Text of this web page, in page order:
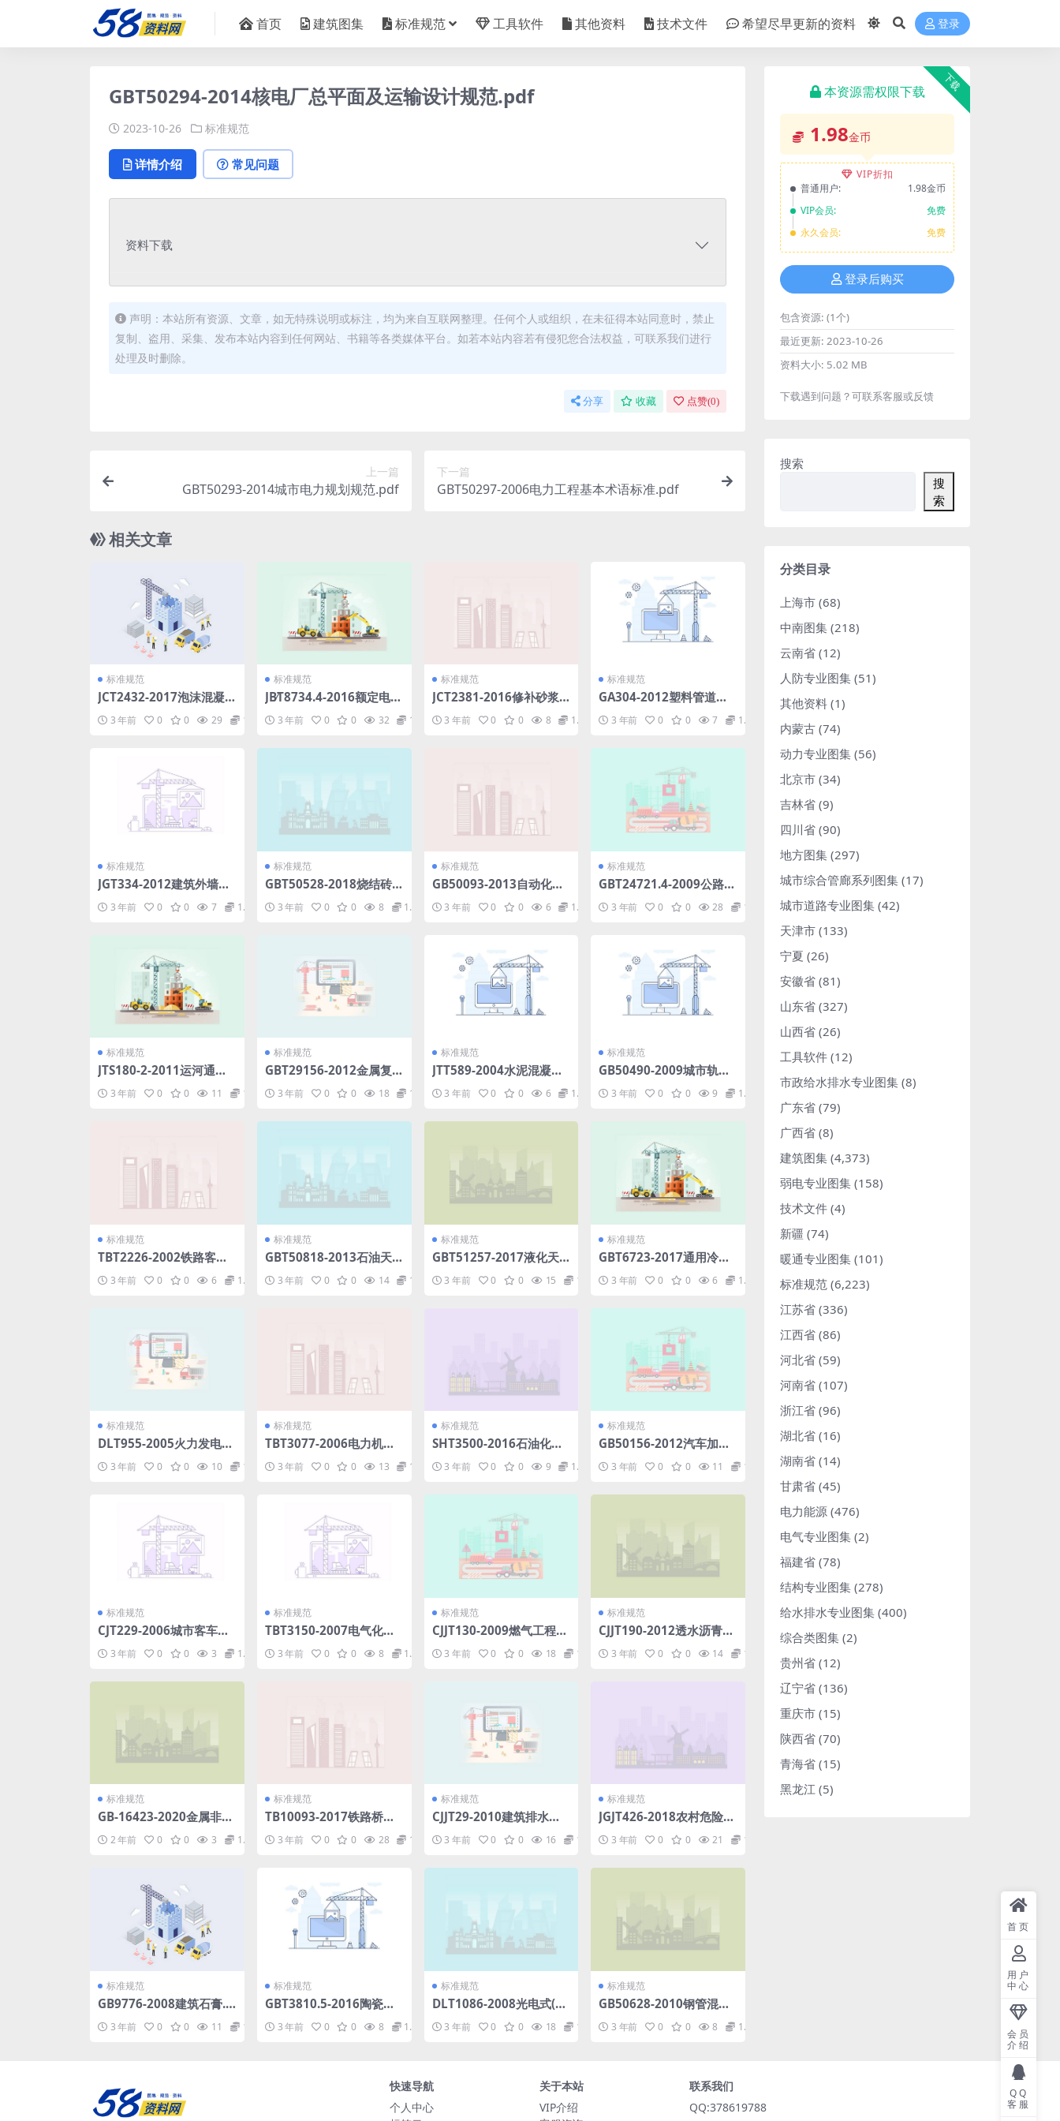
首页 建筑图集 标准规范 工具软件 其他资料 技术文件 希望尽早更新的资料 登录
GBT50294-2014核电厂总平面及运输设计规范.pdf
2023-10-26 标准规范
详情介绍 常见问题
资料下载
声明：本站所有资源、文章，如无特殊说明或标注，均为来自互联网整理。任何个人或组织，在未征得本站同意时，禁止
复制、盗用、采集、发布本站内容到任何网站、书籍等各类媒体平台。如若本站内容若有侵犯您合法权益，可联系我们进行
处理及时删除。
分享 收藏 点赞(0)
上一篇
GBT50293-2014城市电力规划规范.pdf
下一篇
GBT50297-2006电力工程基本术语标准.pdf
相关文章
标准规范
JCT2432-2017泡沫混凝
土保温装饰板.pdf
3 年前 0 0 29 1.98
标准规范
JB∕T8734.4-2016额定电压
450∕750V及以下聚氯乙烯
绝缘电缆电线和软线第4部
3 年前 0 0 32 1.98
标准规范
JCT2381-2016修补砂浆.p
3 年前 0 0 8 1.98
标准规范
GA304-2012塑料管道阻
3 年前 0 0 7 1.98
标准规范
JGT334-2012建筑外墙用
3 年前 0 0 7 1.98
标准规范
GBT50528-2018烧结砖
3 年前 0 0 8 1.98
标准规范
GB50093-2013自动化仪
范.pdf
3 年前 0 0 6 1.98
标准规范
GBT24721.4-2009公路用
部分非承压通信井盖.pdf
3 年前 0 0 28 1.98
标准规范
JTS180-2-2011运河通航
3 年前 0 0 11 1.98
标准规范
GBT29156-2012金属复
合装饰板材生产生命周期
评价技术规范（产品种类
3 年前 0 0 18 1.98
标准规范
JTT589-2004水泥混凝土
路面嵌缝密封材料.pdf
3 年前 0 0 6 1.98
标准规范
GB50490-2009城市轨道
交通技术规范.pdf
3 年前 0 0 9 1.98
标准规范
TBT2226-2002铁路客车
件.pdf
3 年前 0 0 6 1.98
标准规范
GBT50818-2013石油天
波检测技术规范.pdf
3 年前 0 0 14 1.98
标准规范
GBT51257-2017液化天
f 3 年前 0 0 15 1.98
标准规范
GBT6723-2017通用冷弯
3 年前 0 0 6 1.98
标准规范
DLT955-2005火力发电厂
水、汽试验方法铜、铁的
测定石墨炉原子吸收法.pd
3 年前 0 0 10 1.98
标准规范
TBT3077-2006电力机车
车顶绝缘子(第1-2部分).p
df 3 年前 0 0 13 1.98
标准规范
SHT3500-2016石油化工
工程质量监督规范.pdf
3 年前 0 0 9 1.98
标准规范
GB50156-2012汽车加油
加气站设计与施工规范(20
14年版).pdf
3 年前 0 0 11 1.98
标准规范
CJT229-2006城市客车发
3 年前 0 0 3 1.98
标准规范
TBT3150-2007电气化铁
地开关.pdf
3 年前 0 0 8 1.98
标准规范
CJJT130-2009燃气工程制
3 年前 0 0 18 1.98
标准规范
CJJT190-2012透水沥青路
3 年前 0 0 14 1.98
标准规范
GB-16423-2020金属非金
属矿山安全规程.pdf
2 年前 0 0 3 1.98
标准规范
TB10093-2017铁路桥涵
地基和基础设计规范.pdf
3 年前 0 0 28 1.98
标准规范
CJJT29-2010建筑排水塑
料管道工程技术规程.pdf
3 年前 0 0 16 1.98
标准规范
JGJT426-2018农村危险房
屋加固技术标准.pdf
3 年前 0 0 21 1.98
标准规范
GB9776-2008建筑石膏.p
3 年前 0 0 11 1.98
标准规范
GBT3810.5-2016陶瓷砖
系数确定砖的抗冲击性.pd
3 年前 0 0 8 1.98
标准规范
DLT1086-2008光电式(C
3 年前 0 0 18 1.98
标准规范
GB50628-2010钢管混凝
pdf3 年前 0 0 8 1.98
下载
本资源需权限下载
1.98金币
VIP折扣
普通用户:
1.98金币
VIP会员:
免费
永久会员:
免费
登录后购买
包含资源: (1个)
最近更新: 2023-10-26
资料大小: 5.02 MB
下载遇到问题？可联系客服或反馈
搜索
搜
索
分类目录
上海市 (68)
中南图集 (218)
云南省 (12)
人防专业图集 (51)
其他资料 (1)
内蒙古 (74)
动力专业图集 (56)
北京市 (34)
吉林省 (9)
四川省 (90)
地方图集 (297)
城市综合管廊系列图集 (17)
城市道路专业图集 (42)
天津市 (133)
宁夏 (26)
安徽省 (81)
山东省 (327)
山西省 (26)
工具软件 (12)
市政给水排水专业图集 (8)
广东省 (79)
广西省 (8)
建筑图集 (4,373)
弱电专业图集 (158)
技术文件 (4)
新疆 (74)
暖通专业图集 (101)
标准规范 (6,223)
江苏省 (336)
江西省 (86)
河北省 (59)
河南省 (107)
浙江省 (96)
湖北省 (16)
湖南省 (14)
甘肃省 (45)
电力能源 (476)
电气专业图集 (2)
福建省 (78)
结构专业图集 (278)
给水排水专业图集 (400)
综合类图集 (2)
贵州省 (12)
辽宁省 (136)
重庆市 (15)
陕西省 (70)
青海省 (15)
黑龙江 (5)
快速导航
个人中心
关于本站
VIP介绍
联系我们
QQ:378619788
首页
用户
中心
会员
介绍
QQ
客服